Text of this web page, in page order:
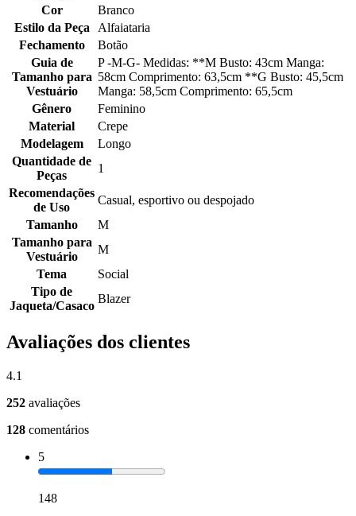
Cor
Branco
Estilo da Peça
Alfaiataria
Fechamento
Botão
Guia de
Tamanho para
Vestuário
P -M-G- Medidas: **M Busto: 43cm Manga:
58cm Comprimento: 63,5cm **G Busto: 45,5cm
Manga: 58,5cm Comprimento: 65,5cm
Gênero
Feminino
Material
Crepe
Modelagem
Longo
Quantidade de
Peças
1
Recomendações
de Uso
Casual, esportivo ou despojado
Tamanho
M
Tamanho para
Vestuário
M
Tema
Social
Tipo de
Jaqueta/Casaco
Blazer
Avaliações dos clientes
4.1
252 avaliações
128 comentários
5
148